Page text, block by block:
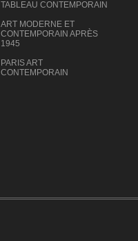
TABLEAU CONTEMPORAIN
ART MODERNE ET
CONTEMPORAIN APRÈS
1945
PARIS ART
CONTEMPORAIN